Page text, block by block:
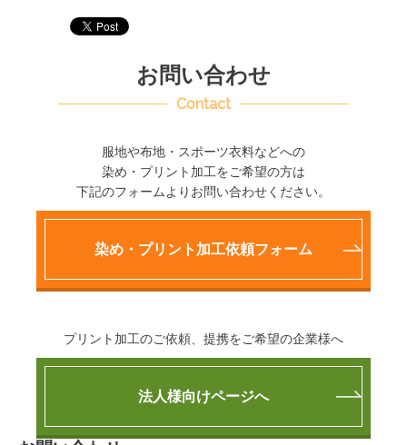
お問い合わせ
Contact
服地や布地・スポーツ衣料などへの
染め・プリント加工をご希望の方は
下記のフォームよりお問い合わせください。
染め・プリント加工依頼フォーム
プリント加工のご依頼、提携をご希望の企業様へ
法人様向けページへ